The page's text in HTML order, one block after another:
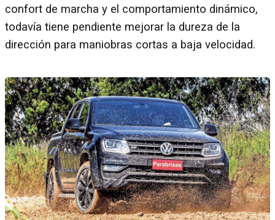
confort de marcha y el comportamiento dinámico,
todavía tiene pendiente mejorar la dureza de la
dirección para maniobras cortas a baja velocidad.